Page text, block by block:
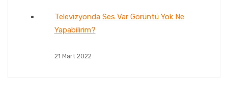
Televizyonda Ses Var Görüntü Yok Ne
Yapabilirim?
21 Mart 2022